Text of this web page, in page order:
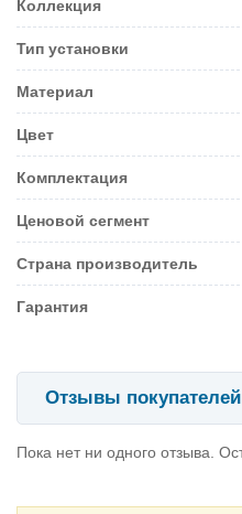
Коллекция
Тип установки
Материал
Цвет
Комплектация
Ценовой сегмент
Страна производитель
Гарантия
Отзывы покупателей
Пока нет ни одного отзыва.